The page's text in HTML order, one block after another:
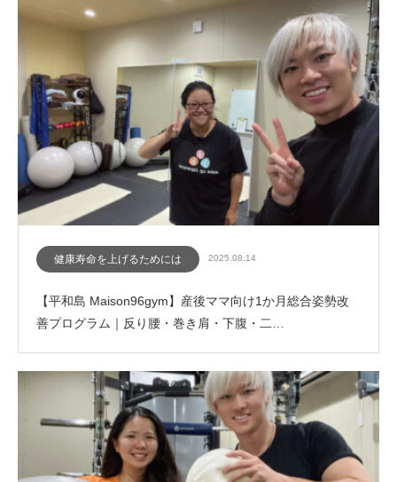
健康寿命を上げるためには 2025.08.14
【平和島 Maison96gym】産後ママ向け1か月総合姿勢改
善プログラム｜反り腰・巻き肩・下腹・二…